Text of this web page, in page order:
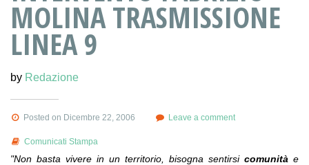
MOLINA TRASMISSIONE
LINEA 9
by Redazione
Posted on Dicembre 22, 2006 Leave a comment
Comunicati Stampa
"Non basta vivere in un territorio, bisogna sentirsi comunità e